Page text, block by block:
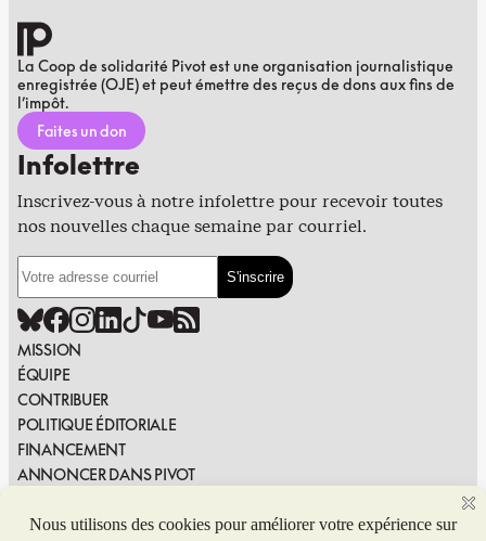
La Coop de solidarité Pivot est une organisation journalistique
enregistrée (OJE) et peut émettre des reçus de dons aux fins de
l’impôt.
Faites un don
Infolettre
Inscrivez-vous à notre infolettre pour recevoir toutes
nos nouvelles chaque semaine par courriel.
MISSION
ÉQUIPE
CONTRIBUER
POLITIQUE ÉDITORIALE
FINANCEMENT
ANNONCER DANS PIVOT
SIGNALER UNE ERREUR